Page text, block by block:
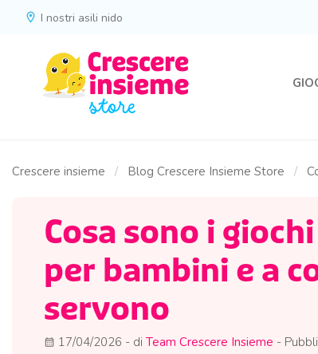
location_on I nostri asili nido
Crescere insieme Blog Crescere Insieme Store
Cosa sono i
per bambini e a
servono
calendar_month 17/04/2026 - di Team Crescere Insieme -